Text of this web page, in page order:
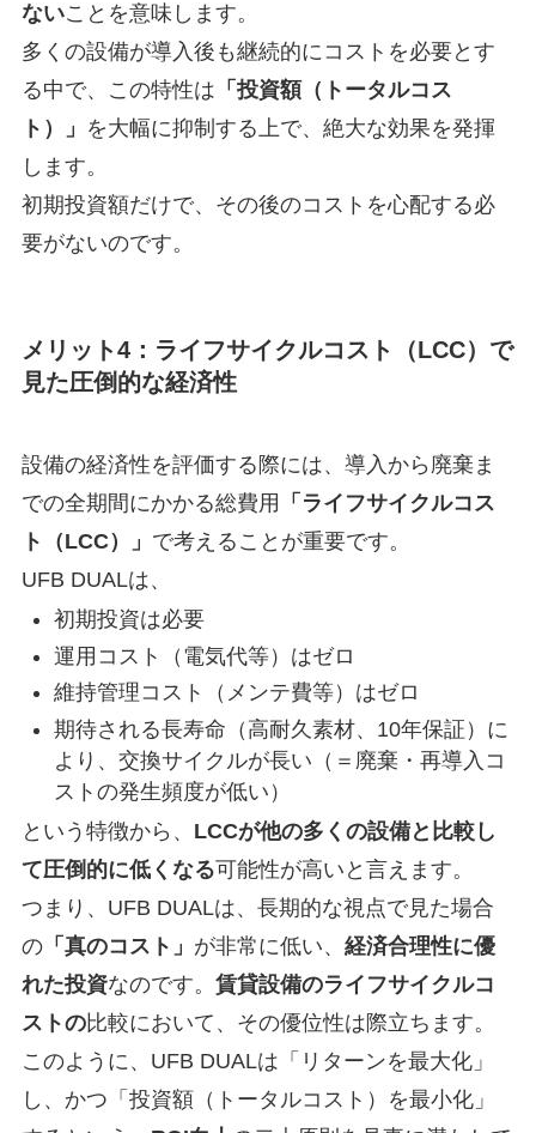
ないことを意味します。
多くの設備が導入後も継続的にコストを必要とす
る中で、この特性は 「投資額（トータルコス
ト）」 を大幅に抑制する上で、絶大な効果を発揮
します。
初期投資額だけで、その後のコストを心配する必
要がないのです。
メリット4： ライフサイクルコスト（LCC） で
見た圧倒的な経済性
設備の経済性を評価する際には、導入から廃棄ま
での全期間にかかる総費用
「ライフサイクルコス
ト（LCC）」 で考えることが重要です。
UFB DUALは、
初期投資は必要
運用コスト（電気代等）はゼロ
維持管理コスト（メンテ費等）はゼロ
期待される長寿命（高耐久素材、10年保証）に
より、交換サイクルが長い（＝廃棄・再導入コ
ストの発生頻度が低い）
という特徴から、 LCCが他の多くの設備と比較し
て圧倒的に低くなる可能性が高いと言えます。
つまり、UFB DUALは、長期的な視点で見た場合
の「真のコスト」 が非常に低い、 経済合理性に優
れた投資なのです。 賃貸設備のライフサイクルコ
ストの比較において、その優位性は際立ちます。
このように、UFB DUALは「リターンを最大化」
し、かつ「投資額（トータルコスト）を最小化」